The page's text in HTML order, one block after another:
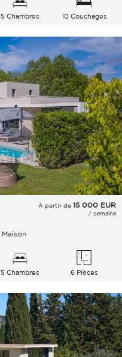
5 Chambres 10 Couchages
À partir de 15 000 EUR
/ Semaine
Maison
5 Chambres 6 Pièces